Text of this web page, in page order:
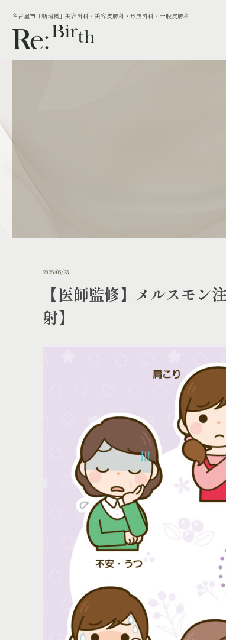
名古屋市「新瑞橋」美容外科・美容皮膚科・形成外科・一般皮膚科
2026/03/23
【医師監修】メルスモ
射】